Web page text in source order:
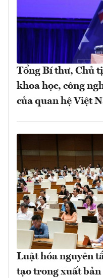
Tổng Bí thư, Chủ
khoa học, công
của quan hệ Việt
Luật hóa nguyên
tạo trong xuất bản